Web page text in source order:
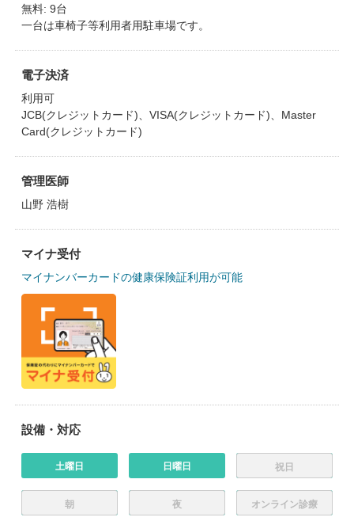
無料: 9台
一台は車椅子等利用者用駐車場です。
電子決済
利用可
JCB(クレジットカード)、VISA(クレジットカード)、Master
Card(クレジットカード)
管理医師
山野 浩樹
マイナ受付
マイナンバーカードの健康保険証利用が可能
設備・対応
土曜日 日曜日 祝日
朝 夜 オンライン診療